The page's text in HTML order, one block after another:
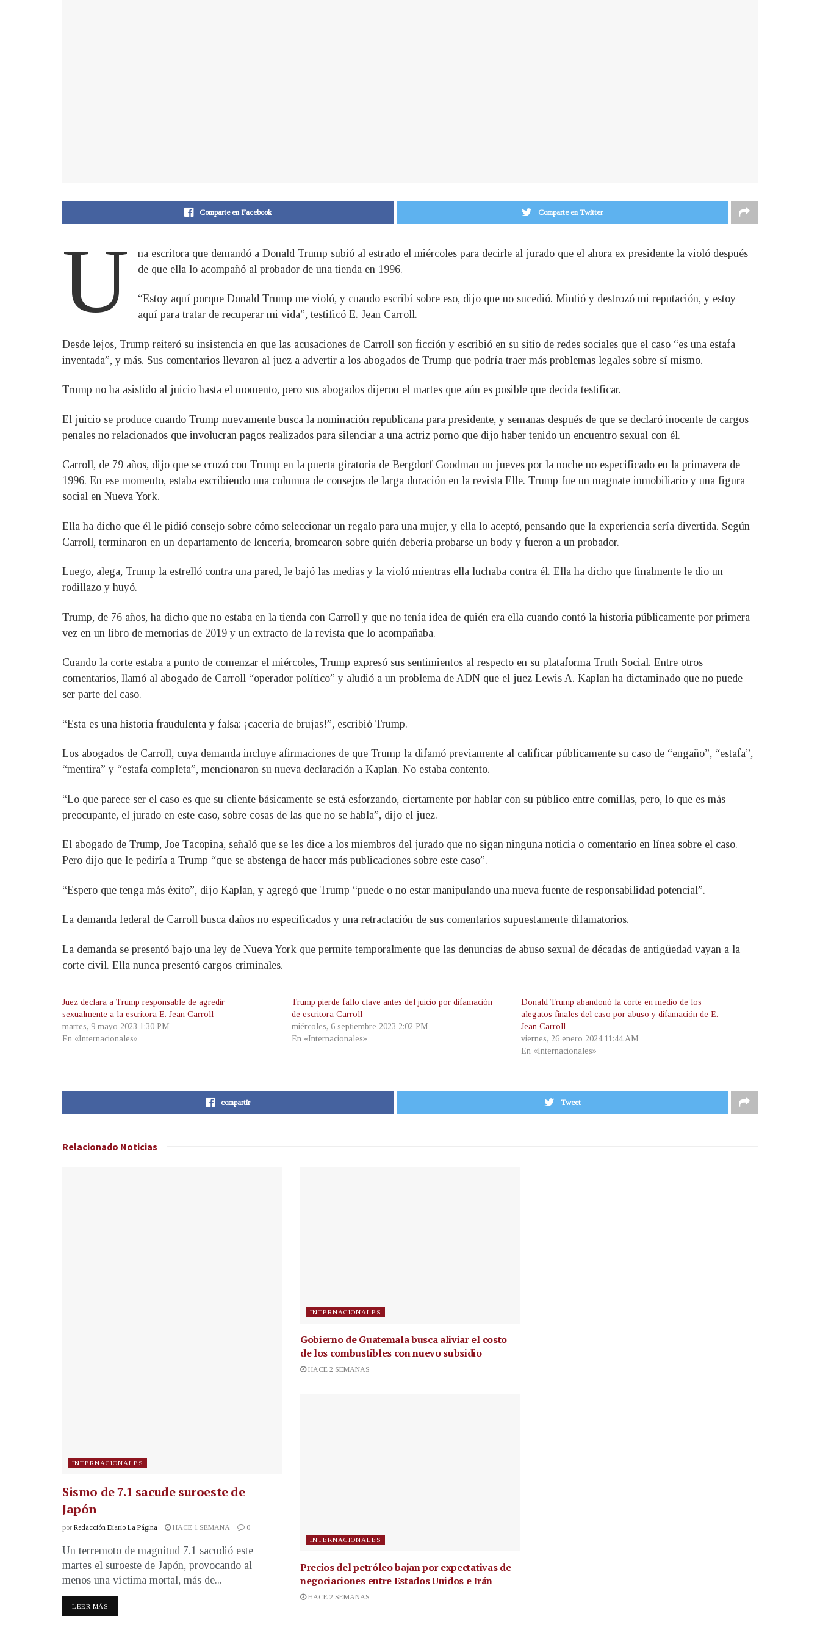
Comparte en Facebook Comparte en Twitter
U
na escritora que demandó a Donald Trump subió al estrado el miércoles para decirle al jurado que el ahora ex presidente la violó después
de que ella lo acompañó al probador de una tienda en 1996.
“Estoy aquí porque Donald Trump me violó, y cuando escribí sobre eso, dijo que no sucedió. Mintió y destrozó mi reputación, y estoy
aquí para tratar de recuperar mi vida”, testificó E. Jean Carroll.
Desde lejos, Trump reiteró su insistencia en que las acusaciones de Carroll son ficción y escribió en su sitio de redes sociales que el caso “es una estafa
inventada”, y más. Sus comentarios llevaron al juez a advertir a los abogados de Trump que podría traer más problemas legales sobre sí mismo.
Trump no ha asistido al juicio hasta el momento, pero sus abogados dijeron el martes que aún es posible que decida testificar.
El juicio se produce cuando Trump nuevamente busca la nominación republicana para presidente, y semanas después de que se declaró inocente de cargos
penales no relacionados que involucran pagos realizados para silenciar a una actriz porno que dijo haber tenido un encuentro sexual con él.
Carroll, de 79 años, dijo que se cruzó con Trump en la puerta giratoria de Bergdorf Goodman un jueves por la noche no especificado en la primavera de
1996. En ese momento, estaba escribiendo una columna de consejos de larga duración en la revista Elle. Trump fue un magnate inmobiliario y una figura
social en Nueva York.
Ella ha dicho que él le pidió consejo sobre cómo seleccionar un regalo para una mujer, y ella lo aceptó, pensando que la experiencia sería divertida. Según
Carroll, terminaron en un departamento de lencería, bromearon sobre quién debería probarse un body y fueron a un probador.
Luego, alega, Trump la estrelló contra una pared, le bajó las medias y la violó mientras ella luchaba contra él. Ella ha dicho que finalmente le dio un
rodillazo y huyó.
Trump, de 76 años, ha dicho que no estaba en la tienda con Carroll y que no tenía idea de quién era ella cuando contó la historia públicamente por primera
vez en un libro de memorias de 2019 y un extracto de la revista que lo acompañaba.
Cuando la corte estaba a punto de comenzar el miércoles, Trump expresó sus sentimientos al respecto en su plataforma Truth Social. Entre otros
comentarios, llamó al abogado de Carroll “operador político” y aludió a un problema de ADN que el juez Lewis A. Kaplan ha dictaminado que no puede
ser parte del caso.
“Esta es una historia fraudulenta y falsa: ¡cacería de brujas!”, escribió Trump.
Los abogados de Carroll, cuya demanda incluye afirmaciones de que Trump la difamó previamente al calificar públicamente su caso de “engaño”, “estafa”,
“mentira” y “estafa completa”, mencionaron su nueva declaración a Kaplan. No estaba contento.
“Lo que parece ser el caso es que su cliente básicamente se está esforzando, ciertamente por hablar con su público entre comillas, pero, lo que es más
preocupante, el jurado en este caso, sobre cosas de las que no se habla”, dijo el juez.
El abogado de Trump, Joe Tacopina, señaló que se les dice a los miembros del jurado que no sigan ninguna noticia o comentario en línea sobre el caso.
Pero dijo que le pediría a Trump “que se abstenga de hacer más publicaciones sobre este caso”.
“Espero que tenga más éxito”, dijo Kaplan, y agregó que Trump “puede o no estar manipulando una nueva fuente de responsabilidad potencial”.
La demanda federal de Carroll busca daños no especificados y una retractación de sus comentarios supuestamente difamatorios.
La demanda se presentó bajo una ley de Nueva York que permite temporalmente que las denuncias de abuso sexual de décadas de antigüedad vayan a la
corte civil. Ella nunca presentó cargos criminales.
Juez declara a Trump responsable de agredir
sexualmente a la escritora E. Jean Carroll
martes, 9 mayo 2023 1:30 PM
En «Internacionales»
Trump pierde fallo clave antes del juicio por difamación
de escritora Carroll
miércoles, 6 septiembre 2023 2:02 PM
En «Internacionales»
Donald Trump abandonó la corte en medio de los
alegatos finales del caso por abuso y difamación de E.
Jean Carroll
viernes, 26 enero 2024 11:44 AM
En «Internacionales»
compartir Tweet
Relacionado Noticias
INTERNACIONALES
Sismo de 7.1 sacude suroeste de
Japón
por Redacción Diario La Página HACE 1 SEMANA 0
Un terremoto de magnitud 7.1 sacudió este
martes el suroeste de Japón, provocando al
menos una víctima mortal, más de...
LEER MÁS
INTERNACIONALES
Gobierno de Guatemala busca aliviar el costo
de los combustibles con nuevo subsidio
HACE 2 SEMANAS
INTERNACIONALES
Precios del petróleo bajan por expectativas de
negociaciones entre Estados Unidos e Irán
HACE 2 SEMANAS